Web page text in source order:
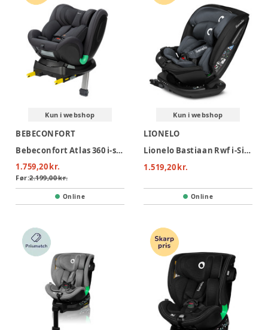
Kun i webshop
BEBECONFORT
Bebeconfort Atlas 360 i-size Autostol - Mineral Black
1.759,20 kr.
Før:2.199,00 kr.
Online
Kun i webshop
LIONELO
Lionelo Bastiaan Rwf i-Size Autostol - Grey Stone
1.519,20 kr.
Online